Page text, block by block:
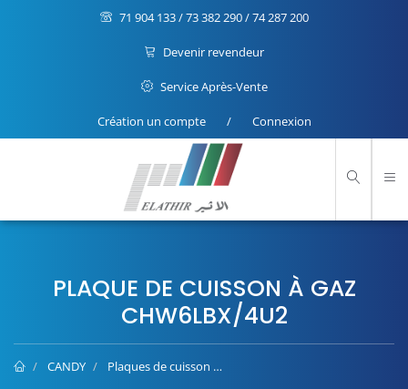
71 904 133 / 73 382 290 / 74 287 200
Devenir revendeur
Service Après-Vente
Création un compte / Connexion
PLAQUE DE CUISSON À GAZ
CHW6LBX/4U2
CANDY Plaques de cuisson